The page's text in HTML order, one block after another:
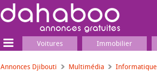
Voitures Immobilier
Annonces Djibouti Multimédia Informatique